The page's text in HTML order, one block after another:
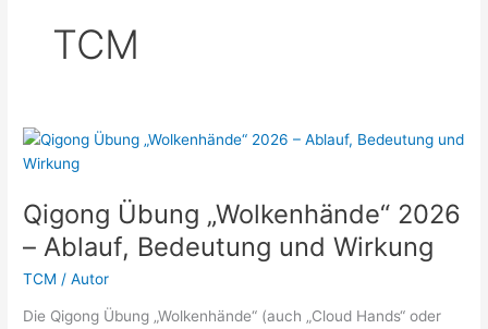
TCM
Qigong Übung „Wolkenhände“ 2026
– Ablauf, Bedeutung und Wirkung
TCM /Autor
Die Qigong Übung „Wolkenhände“ (auch „Cloud Hands“ oder